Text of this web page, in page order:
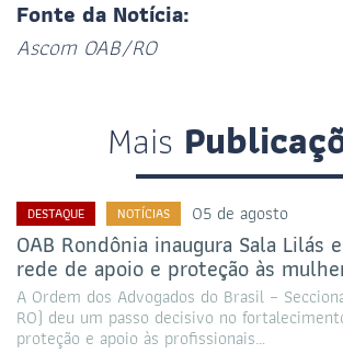
Fonte da Notícia:
Ascom OAB/RO
Mais
DESTAQUE NOTÍCIAS 05 de agosto
OAB Rondônia inaugura Sala Lilás
rede de apoio e proteção às
A Ordem dos Advogados do Brasil –
RO) deu um passo decisivo no
proteção e apoio às profissionais…